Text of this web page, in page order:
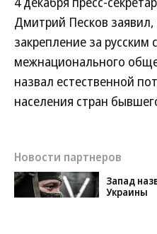
Дмитрий Песков
закрепление за русским
межнационального
назвал естественной
населения стран
Новости партнеров
Запад
Украины